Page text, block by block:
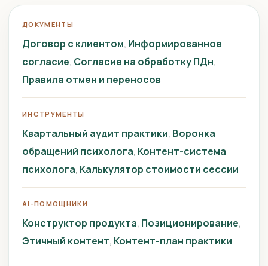
ДОКУМЕНТЫ
Договор с клиентом Информированное
согласие Согласие на обработку ПДн
Правила отмен и переносов
ИНСТРУМЕНТЫ
Квартальный аудит практики Воронка
обращений психолога Контент-система
психолога Калькулятор стоимости сессии
AI-ПОМОЩНИКИ
Конструктор продукта Позиционирование
Этичный контент Контент-план практики